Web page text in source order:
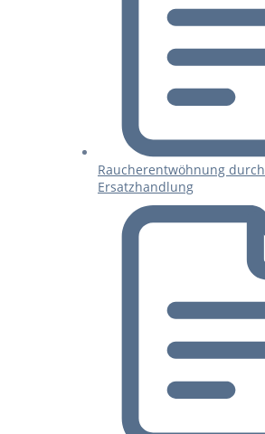
Raucherentwöhnung durch
Ersatzhandlung